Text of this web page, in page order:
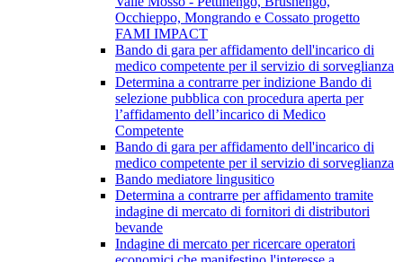
Occhieppo, Mongrando e Cossato progetto
FAMI IMPACT
Bando di gara per affidamento dell'incarico di
medico competente per il servizio di sorveglianza
Determina a contrarre per indizione Bando di
selezione pubblica con procedura aperta per
l’affidamento dell’incarico di Medico
Competente
Bando di gara per affidamento dell'incarico di
medico competente per il servizio di sorveglianza
Bando mediatore lingusitico
Determina a contrarre per affidamento tramite
indagine di mercato di fornitori di distributori
bevande
Indagine di mercato per ricercare operatori